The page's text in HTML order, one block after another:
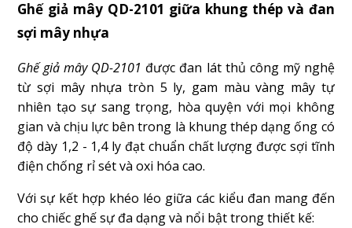
Ghế giả mây QD-2101 giữa khung thép và đan
sợi mây nhựa
Ghế giả mây QD-2101 được đan lát thủ công mỹ nghệ
từ sợi mây nhựa tròn 5 ly, gam màu vàng mây tự
nhiên tạo sự sang trọng, hòa quyện với mọi không
gian và chịu lực bên trong là khung thép dạng ống có
độ dày 1,2 - 1,4 ly đạt chuẩn chất lượng được sợi tĩnh
điện chống rỉ sét và oxi hóa cao.
Với sự kết hợp khéo léo giữa các kiểu đan mang đến
cho chiếc ghế sự đa dạng và nổi bật trong thiết kế: